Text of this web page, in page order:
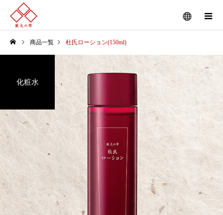
商品一覧 杜氏ローション(150ml)
化粧水